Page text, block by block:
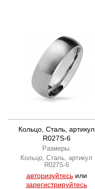
Кольцо, Сталь, артикул
R027S-6
Размеры:
Кольцо, Сталь, артикул
R027S-6
авторизуйтесьили
зарегистрируйтесь